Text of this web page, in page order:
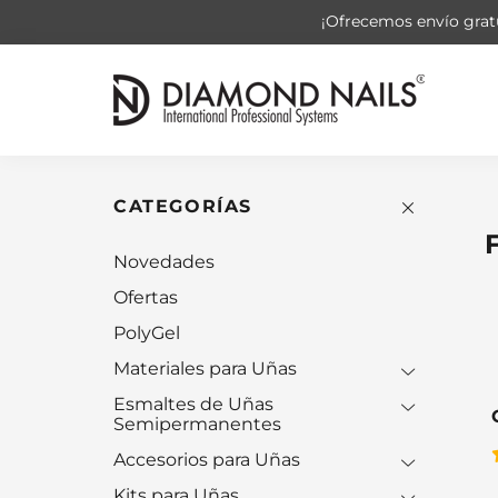
¡Ofrecemos envío
CATEGORÍAS
Novedades
Ofertas
PolyGel
Materiales para Uñas
Esmaltes de Uñas
Semipermanentes
Accesorios para Uñas